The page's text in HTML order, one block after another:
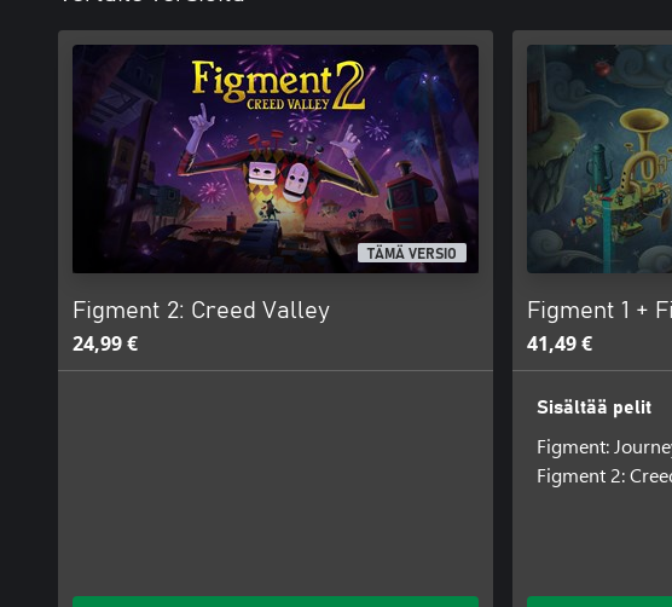
TÄMÄ VERSIO
Figment 2: Creed Valley
24,99 €
Figment 1 +
41,49 €
Sisältää pelit
Figment:
Figment 2: